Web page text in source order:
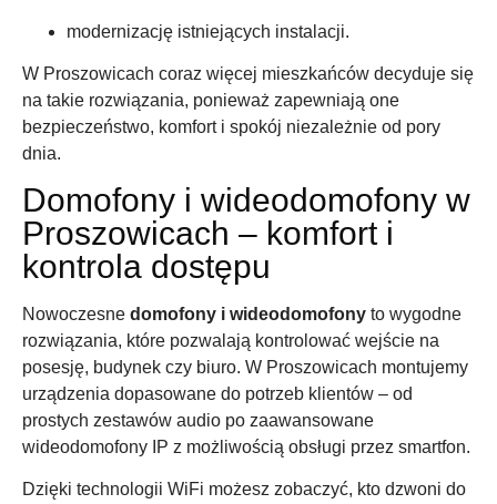
modernizację istniejących instalacji.
W Proszowicach coraz więcej mieszkańców decyduje się
na takie rozwiązania, ponieważ zapewniają one
bezpieczeństwo, komfort i spokój niezależnie od pory
dnia.
Domofony i wideodomofony w
Proszowicach – komfort i
kontrola dostępu
Nowoczesne domofony i wideodomofony to wygodne
rozwiązania, które pozwalają kontrolować wejście na
posesję, budynek czy biuro. W Proszowicach montujemy
urządzenia dopasowane do potrzeb klientów – od
prostych zestawów audio po zaawansowane
wideodomofony IP z możliwością obsługi przez smartfon.
Dzięki technologii WiFi możesz zobaczyć, kto dzwoni do